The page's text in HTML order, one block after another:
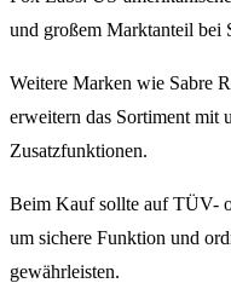
und großem Marktanteil bei
Weitere Marken wie Sabre
erweitern das Sortiment mit
Zusatzfunktionen.
Beim Kauf sollte auf TÜV-
um sichere Funktion und
gewährleisten.